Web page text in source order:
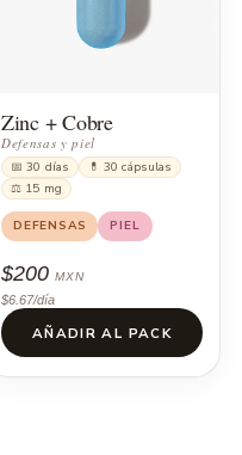
Zinc + Cobre
Defensas y piel
📅 30 días
💊 30 cápsulas
⚖ 15 mg
DEFENSAS PIEL
$200 MXN
$6.67/día
AÑADIR AL PACK